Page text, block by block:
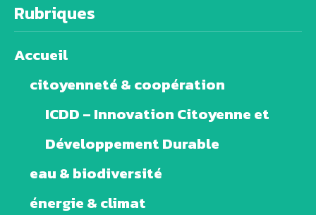
Rubriques
Accueil
citoyenneté & coopération
ICDD – Innovation Citoyenne et
Développement Durable
eau & biodiversité
énergie & climat